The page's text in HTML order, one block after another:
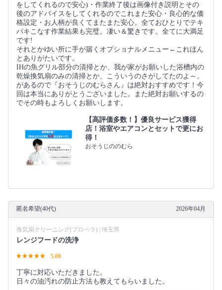
をしてくれるので安心)・作業終了後は画像付き説明とその
後のアドバイスをしてくれるのでこれまた安心・良心的な価
格設定・お人柄が良くてまたまた安心。全ておひとりでテキ
パキこなす作業結果も完璧。凄い＆驚きです。全てに大満足
です!
それとかゆい所に手が届くオプショナルメニュー←これほん
とありがたいです。
IHの魚グリル部分の清掃とか、我が家がお願いした浴槽内の
乾燥換気扇のみの清掃とか、こういうのさがしてたのよ～。
があるので『おそうじのむらさん』は絶対おすすめです！今
回は本当にありがとうございました。また絶対お願いするの
でその時もよろしくお願いします。
【高評価多数！】優良サービス獲得
店！浴室やエアコンとセットで更にお
得！
おそうじののむら
匿名希望(40代) 2026年04月
換気扇クリーニング(プロペラ) | 埼玉県
レンジフードの洗浄
5.00
丁寧に対応いただきました。
日々の油汚れの防止方法も教えてもらいました。